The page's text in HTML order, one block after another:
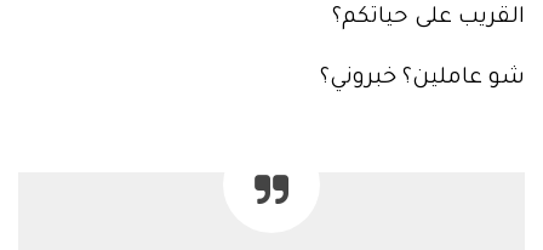
القريب على حياتكم؟
شو عاملين؟ خبروني؟